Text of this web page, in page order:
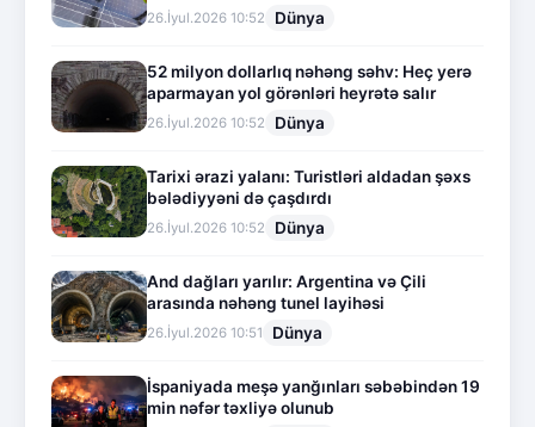
26.İyul.2026 10:52 Dünya
52 milyon dollarlıq nəhəng səhv: Heç yerə
aparmayan yol görənləri heyrətə salır
26.İyul.2026 10:52 Dünya
Tarixi ərazi yalanı: Turistləri aldadan şəxs
bələdiyyəni də çaşdırdı
26.İyul.2026 10:52 Dünya
And dağları yarılır: Argentina və Çili
arasında nəhəng tunel layihəsi
26.İyul.2026 10:51 Dünya
İspaniyada meşə yanğınları səbəbindən 19
min nəfər təxliyə olunub